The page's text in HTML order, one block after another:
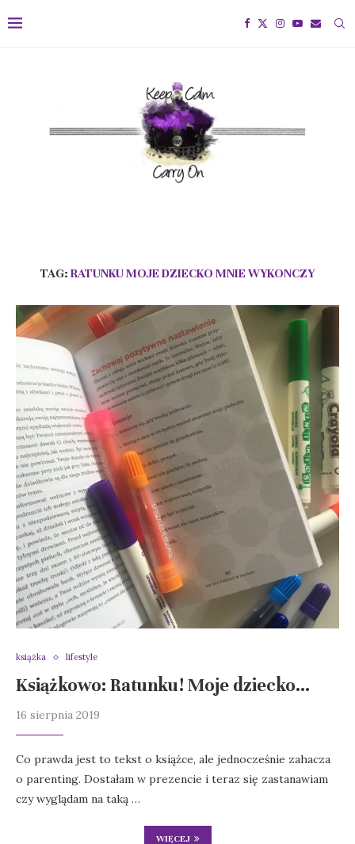
TAG: RATUNKU MOJE DZIECKO MNIE WYKONCZY
książka lifestyle
Książkowo: Ratunku! Moje dziecko…
16 sierpnia 2019
Co prawda jest to tekst o książce, ale jednocześnie zahacza
o parenting. Dostałam w prezencie i teraz się zastanawiam
czy wyglądam na taką …
WIĘCEJ